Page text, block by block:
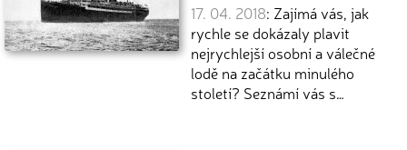
17. 04. 2018: Zajímá vás, jak
rychle se dokázaly plavit
nejrychlejší osobní a válečné
lodě na začátku minulého
století? Seznámí vás s…